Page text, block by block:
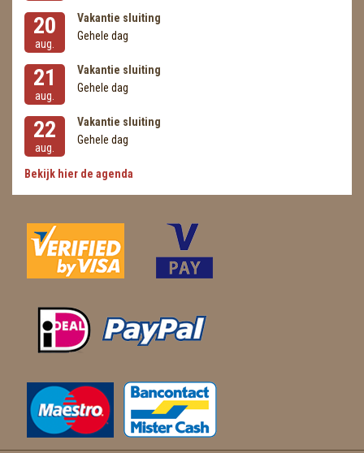
20
aug.
Vakantie sluiting
Gehele dag
21
aug.
Vakantie sluiting
Gehele dag
22
aug.
Vakantie sluiting
Gehele dag
Bekijk hier de agenda